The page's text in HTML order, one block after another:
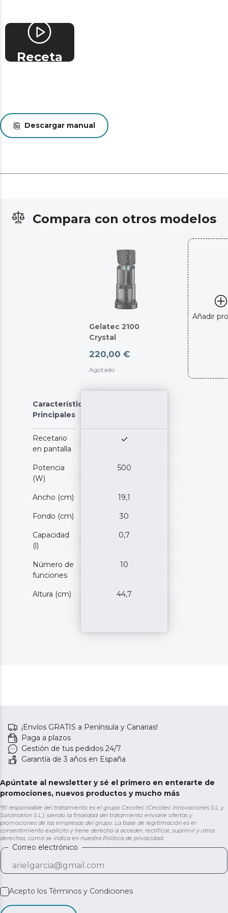
Receta
Descargar manual
Compara con otros modelos
Gelatec 2100
Crystal
220,00 €
Agotado
Añadir
Características
Principales
Recetario
en pantalla
Potencia
(W)
500
Ancho (cm) 19,1
Fondo (cm) 30
Capacidad
(l)
0,7
Número de
funciones
10
Altura (cm) 44,7
¡Envíos GRATIS a Península y Canarias!
Paga a plazos
Gestión de tus pedidos 24/7
Garantía de 3 años en España
Apúntate al newsletter y sé el primero en enterarte de
promociones, nuevos productos y mucho más
*El responsable del tratamiento es el grupo Cecotec (Cecotec Innovaciones S.L. y
Solotriatlon S.L.), siendo la finalidad del tratamiento enviarle ofertas y
promociones de las empresas del grupo. La base de legitimación es el
consentimiento explícito y tiene derecho a acceder, rectificar, suprimir y otros
derechos, como se indica en nuestra Política de privacidad
Correo electrónico
Acepto los Términos y Condiciones